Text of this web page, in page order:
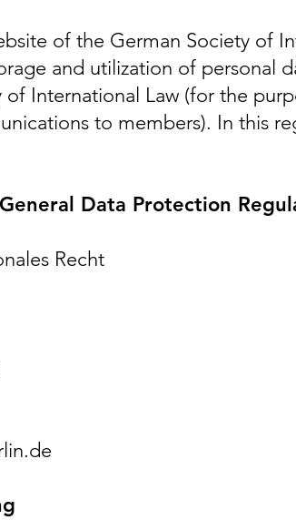
of the German Society of
and utilization of personal
International Law (for the
to members). In this
Data Protection
Recht